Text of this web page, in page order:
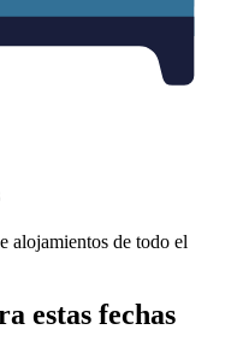
alojamientos de todo el
estas fechas